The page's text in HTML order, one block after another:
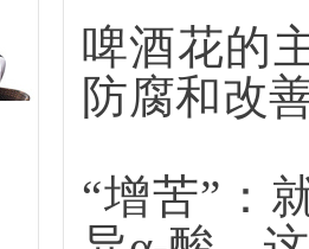
啤酒花的
防腐和改
“增苦”：